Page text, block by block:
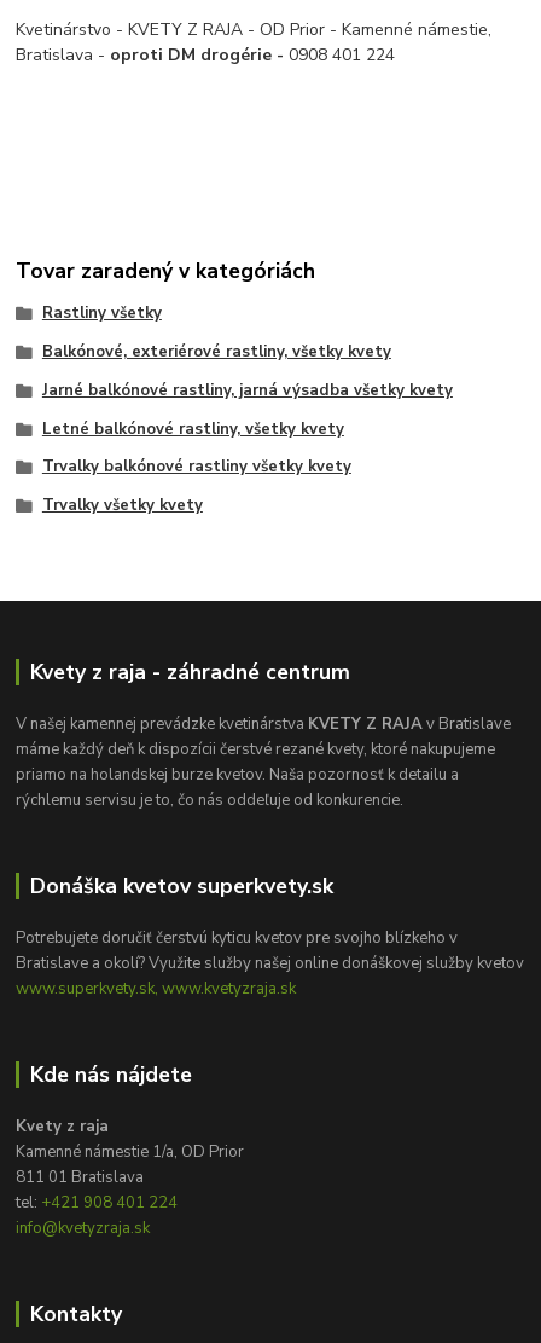
Kvetinárstvo - KVETY Z RAJA - OD Prior - Kamenné námestie,
Bratislava - oproti DM drogérie -0908 401 224
Tovar zaradený v kategóriách
Rastliny všetky
Balkónové, exteriérové rastliny, všetky kvety
Jarné balkónové rastliny, jarná výsadba všetky kvety
Letné balkónové rastliny, všetky kvety
Trvalky balkónové rastliny všetky kvety
Trvalky všetky kvety
Kvety z raja - záhradné centrum
V našej kamennej prevádzke kvetinárstva KVETY Z RAJAv Bratislave
máme každý deň k dispozícii čerstvé rezané kvety, ktoré nakupujeme
priamo na holandskej burze kvetov. Naša pozornosť k detailu a
rýchlemu servisu je to, čo nás oddeľuje od konkurencie.
Donáška kvetov superkvety.sk
Potrebujete doručiť čerstvú kyticu kvetov pre svojho blízkeho v
Bratislave a okolí? Využite služby našej online donáškovej služby kvetov
www.superkvety.sk, www.kvetyzraja.sk
Kde nás nájdete
Kvety z raja
Kamenné námestie 1/a, OD Prior
811 01 Bratislava
tel: +421 908 401 224
info@kvetyzraja.sk
Kontakty